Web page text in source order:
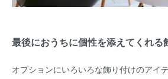
最後におうちに個性を添えてくれる
オプションにいろいろな飾り付けのアイ